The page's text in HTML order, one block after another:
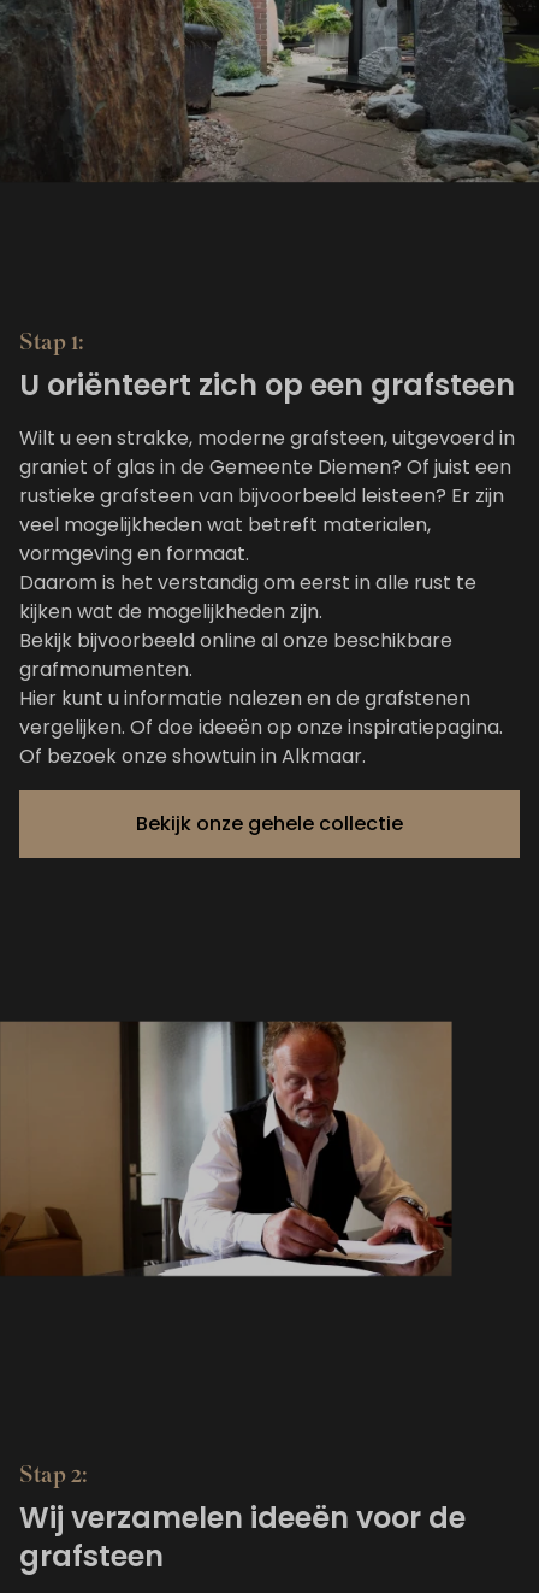
Stap 1:
U oriënteert zich op een grafsteen
Wilt u een strakke, moderne grafsteen, uitgevoerd in
graniet of glas in de Gemeente Diemen? Of juist een
rustieke grafsteen van bijvoorbeeld leisteen? Er zijn
veel mogelijkheden wat betreft materialen,
vormgeving en formaat.
Daarom is het verstandig om eerst in alle rust te
kijken wat de mogelijkheden zijn.
Bekijk bijvoorbeeld online al onze beschikbare
grafmonumenten.
Hier kunt u informatie nalezen en de grafstenen
vergelijken. Of doe ideeën op onze inspiratiepagina.
Of bezoek onze showtuin in Alkmaar.
Bekijk onze gehele collectie
Stap 2:
Wij verzamelen ideeën voor de
grafsteen